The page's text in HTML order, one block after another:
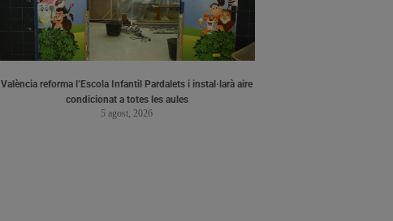
València reforma l’Escola Infantil Pardalets i instal·larà aire
condicionat a totes les aules
5 agost, 2026